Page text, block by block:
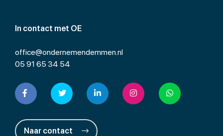
In contact met OE
office@ondernemendemmen.nl
05 91 65 34 54
Naar contact